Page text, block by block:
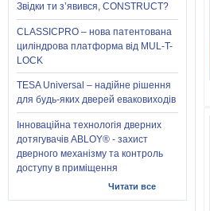
Звідки ти з’явився, CONSTRUCT?
CLASSICPRO – нова патентована
циліндрова платформа від MUL-T-
LOCK
TESA Universal – надійне рішення
для будь-яких дверей еваковиходів
Інноваційна технологія дверних
дотягувачів ABLOY® - захист
дверного механізму та контроль
доступу в приміщення
Читати все